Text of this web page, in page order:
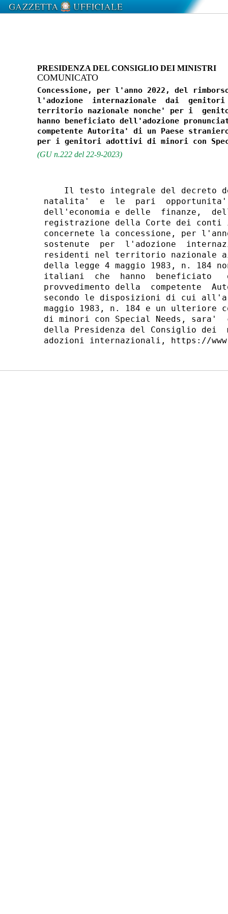
PRESIDENZA DEL CONSIGLIO DEI MINISTRI
COMUNICATO
Concessione, per l'anno 2022, del
l'adozione  internazionale  dai
territorio nazionale nonche' per i
hanno beneficiato dell'adozione
competente Autorita' di un Paese
(GU n.222 del 22-9-2023)
Il testo integrale del decreto
natalita'  e  le  pari
dell'economia e delle  finanze,
registrazione della Corte dei
concernete la concessione, per
sostenute  per  l'adozione
residenti nel territorio
della legge 4 maggio 1983, n.
italiani  che  hanno  beneficiato
provvedimento della  competente
secondo le disposizioni di cui
maggio 1983, n. 184 e un
di minori con Special Needs,
della Presidenza del Consiglio dei